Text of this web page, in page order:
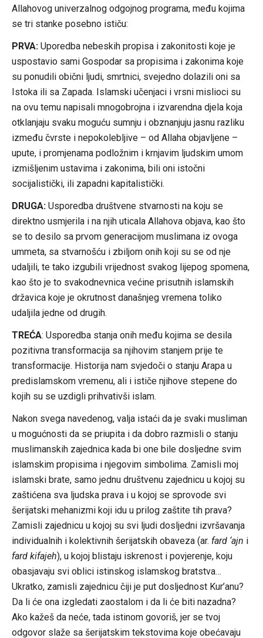
Allahovog univerzalnog odgojnog programa, među kojima
se tri stanke posebno ističu:
PRVA:Uporedba nebeskih propisa i zakonitosti koje je
uspostavio sami Gospodar sa propisima i zakonima koje
su ponudili obični ljudi, smrtnici, svejedno dolazili oni sa
Istoka ili sa Zapada. Islamski učenjaci i vrsni mislioci su
na ovu temu napisali mnogobrojna i izvarendna djela koja
otklanjaju svaku moguću sumnju i obznanjuju jasnu razliku
između čvrste i nepokolebljive – od Allaha objavljene –
upute, i promjenama podložnim i krnjavim ljudskim umom
izmišljenim ustavima i zakonima, bili oni istočni
socijalistički, ili zapadni kapitalistički.
DRUGA:Usporedba društvene stvarnosti na koju se
direktno usmjerila i na njih uticala Allahova objava, kao što
se to desilo sa prvom generacijom muslimana iz ovoga
ummeta, sa stvarnošću i zbiljom onih koji su se od nje
udaljili, te tako izgubili vrijednost svakog lijepog spomena,
kao što je to svakodnevnica većine prisutnih islamskih
državica koje je okrutnost današnjeg vremena toliko
udaljila jedne od drugih.
TREĆA: Usporedba stanja onih među kojima se desila
pozitivna transformacija sa njihovim stanjem prije te
transformacije. Historija nam svjedoči o stanju Arapa u
predislamskom vremenu, ali i ističe njihove stepene do
kojih su se uzdigli prihvativši islam.
Nakon svega navedenog, valja istaći da je svaki musliman
u mogućnosti da se priupita i da dobro razmisli o stanju
muslimanskih zajednica kada bi one bile dosljedne svim
islamskim propisima i njegovim simbolima. Zamisli moj
islamski brate, samo jednu društvenu zajednicu u kojoj su
zaštićena sva ljudska prava i u kojoj se sprovode svi
šerijatski mehanizmi koji idu u prilog zaštite tih prava?
Zamisli zajednicu u kojoj su svi ljudi dosljedni izvršavanja
individualnih i kolektivnih šerijatskih obaveza (ar. fard ‘ajn i
fard kifajeh), u kojoj blistaju iskrenost i povjerenje, koju
obasjavaju svi oblici istinskog islamskog bratstva…
Ukratko, zamisli zajednicu čiji je put dosljednost Kur’anu?
Da li će ona izgledati zaostalom i da li će biti nazadna?
Ako kažeš da neće, tada istinom govoriš, jer se tvoj
odgovor slaže sa šerijatskim tekstovima koje obećavaju